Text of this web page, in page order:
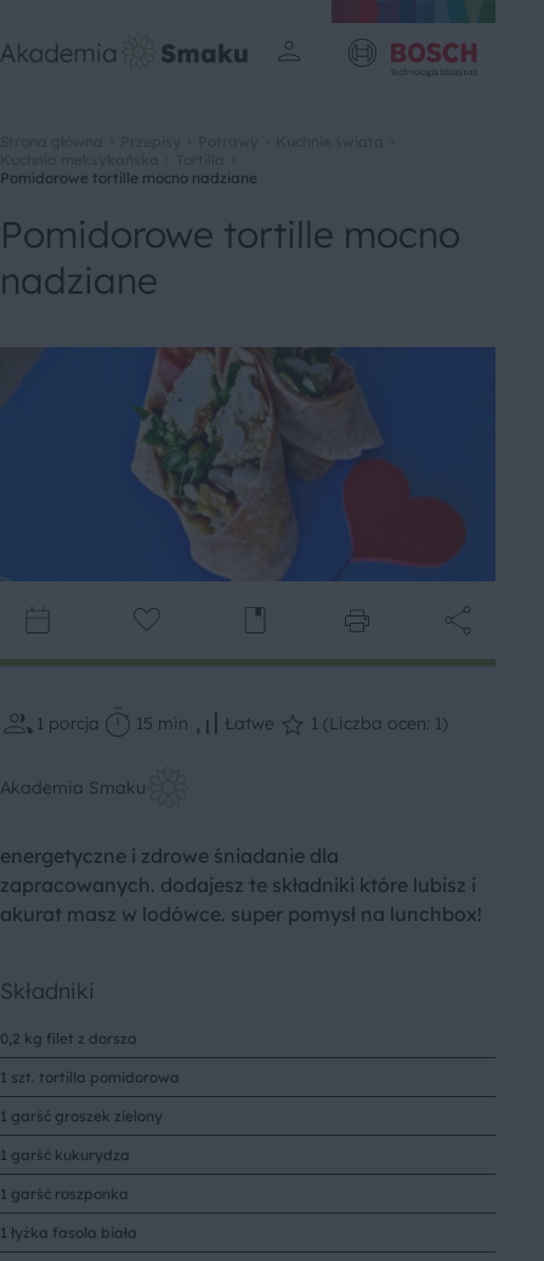
Pomidorowe tortille mocno nadziane
Pomidorowe tortille mocno
nadziane
1 porcja 15 min Łatwe 1 (Liczba ocen: 1)
Akademia Smaku
energetyczne i zdrowe śniadanie dla
zapracowanych. dodajesz te składniki które lubisz i
akurat masz w lodówce. super pomysł na lunchbox!
Składniki
0,2 kg filet z dorsza
1 szt. tortilla pomidorowa
1 garść groszek zielony
1 garść kukurydza
1 garść roszponka
1 łyżka fasola biała